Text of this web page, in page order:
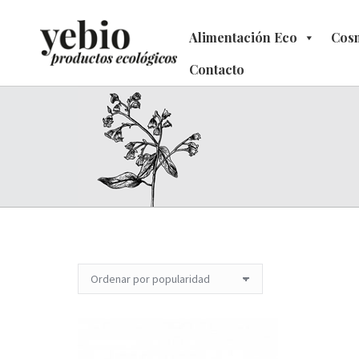
Alimentación Eco
Contacto
Alimentación Eco
Contacto